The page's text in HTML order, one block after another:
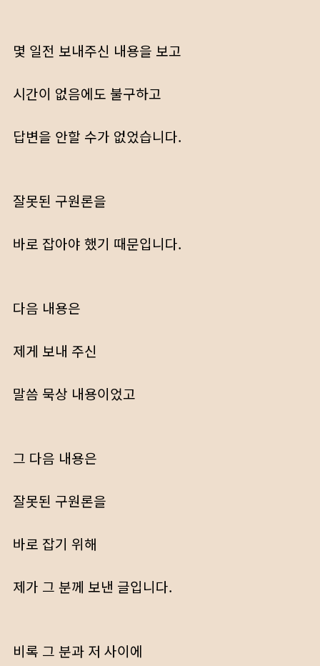
몇 일전 보내주신 내용을 보고
시간이 없음에도 불구하고
답변을 안할 수가 없었습니다.
잘못된 구원론을
바로 잡아야 했기 때문입니다.
다음 내용은
제게 보내 주신
말씀 묵상 내용이었고
그 다음 내용은
잘못된 구원론을
바로 잡기 위해
제가 그 분께 보낸 글입니다.
비록 그 분과 저 사이에